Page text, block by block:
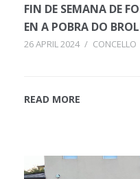
FIN DE SEMANA DE
EN A POBRA DO
26 APRIL 2024 / CONCELLO
READ MORE